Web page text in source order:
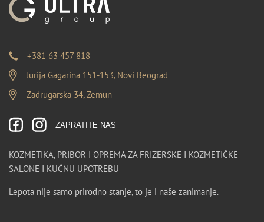
+381 63 457 818
Jurija Gagarina 151-153, Novi Beograd
Zadrugarska 34, Zemun
ZAPRATITE NAS
KOZMETIKA, PRIBOR I OPREMA ZA FRIZERSKE I KOZMETIČKE
SALONE I KUĆNU UPOTREBU
Lepota nije samo prirodno stanje, to je i naše zanimanje.